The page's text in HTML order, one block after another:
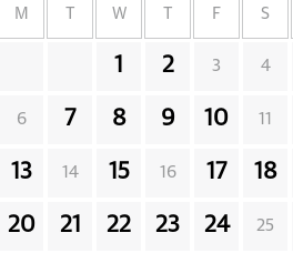
M W F S
1 2 3 4
6 7 8 9 10 11
13 14 15 16 17 18
20 21 22 23 24 25